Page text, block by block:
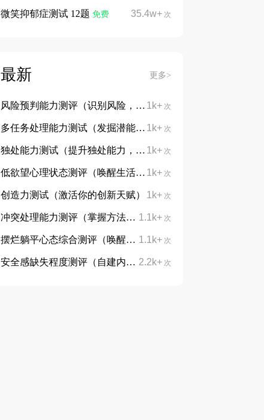
35.4w+ 次
微笑抑郁症测试 12题免费
最新 更多>
1k+ 次
风险预判能力测评（识别风险，防患未然）
1k+ 次
多任务处理能力测试（发掘潜能，告别手忙脚乱）
1k+ 次
独处能力测试（提升独处能力，学会与自己对话）
1k+ 次
低欲望心理状态测评（唤醒生活热忱，重拾向上力量）
1k+ 次
创造力测试（激活你的创新天赋）
1.1k+ 次
冲突处理能力测评（掌握方法，从容处理分歧）
1.1k+ 次
摆烂躺平心态综合测评（唤醒内在动力，摆脱躺平摆烂心态）
2.2k+ 次
安全感缺失程度测评（自建内心底气，治愈不安与敏感）